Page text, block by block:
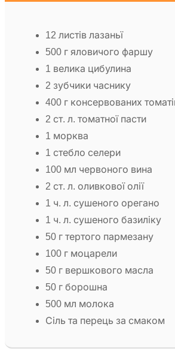
12 листів лазаньї
500 г яловичого фаршу
1 велика цибулина
2 зубчики часнику
400 г консервованих
2 ст. л. томатної пасти
1 морква
1 стебло селери
100 мл червоного вина
2 ст. л. оливкової олії
1 ч. л. сушеного орегано
1 ч. л. сушеного базиліку
50 г тертого пармезану
100 г моцарели
50 г вершкового масла
50 г борошна
500 мл молока
Сіль та перець за смаком